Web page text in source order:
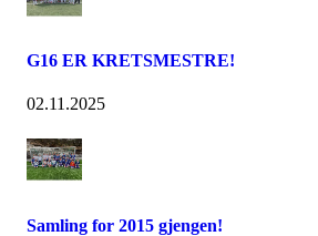
G16 ER KRETSMESTRE!
02.11.2025
Samling for 2015 gjengen!